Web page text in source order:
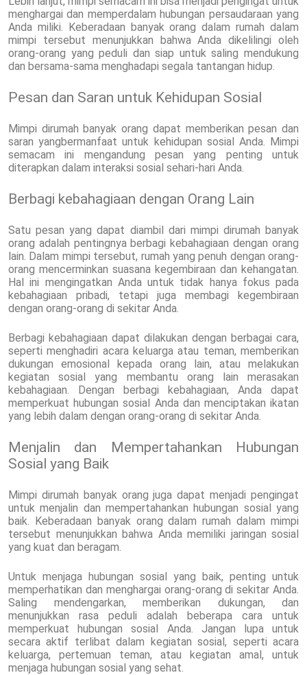
menghargai dan memperdalam hubungan persaudaraan yang
Anda miliki. Keberadaan banyak orang dalam rumah dalam
mimpi tersebut menunjukkan bahwa Anda dikelilingi oleh
orang-orang yang peduli dan siap untuk saling mendukung
dan bersama-sama menghadapi segala tantangan hidup.
Pesan dan Saran untuk Kehidupan Sosial
Mimpi dirumah banyak orang dapat memberikan pesan dan
saran yangbermanfaat untuk kehidupan sosial Anda. Mimpi
semacam ini mengandung pesan yang penting untuk
diterapkan dalam interaksi sosial sehari-hari Anda.
Berbagi kebahagiaan dengan Orang Lain
Satu pesan yang dapat diambil dari mimpi dirumah banyak
orang adalah pentingnya berbagi kebahagiaan dengan orang
lain. Dalam mimpi tersebut, rumah yang penuh dengan orang-
orang mencerminkan suasana kegembiraan dan kehangatan.
Hal ini mengingatkan Anda untuk tidak hanya fokus pada
kebahagiaan pribadi, tetapi juga membagi kegembiraan
dengan orang-orang di sekitar Anda.
Berbagi kebahagiaan dapat dilakukan dengan berbagai cara,
seperti menghadiri acara keluarga atau teman, memberikan
dukungan emosional kepada orang lain, atau melakukan
kegiatan sosial yang membantu orang lain merasakan
kebahagiaan. Dengan berbagi kebahagiaan, Anda dapat
memperkuat hubungan sosial Anda dan menciptakan ikatan
yang lebih dalam dengan orang-orang di sekitar Anda.
Menjalin dan Mempertahankan Hubungan
Sosial yang Baik
Mimpi dirumah banyak orang juga dapat menjadi pengingat
untuk menjalin dan mempertahankan hubungan sosial yang
baik. Keberadaan banyak orang dalam rumah dalam mimpi
tersebut menunjukkan bahwa Anda memiliki jaringan sosial
yang kuat dan beragam.
Untuk menjaga hubungan sosial yang baik, penting untuk
memperhatikan dan menghargai orang-orang di sekitar Anda.
Saling mendengarkan, memberikan dukungan, dan
menunjukkan rasa peduli adalah beberapa cara untuk
memperkuat hubungan sosial Anda. Jangan lupa untuk
secara aktif terlibat dalam kegiatan sosial, seperti acara
keluarga, pertemuan teman, atau kegiatan amal, untuk
menjaga hubungan sosial yang sehat.